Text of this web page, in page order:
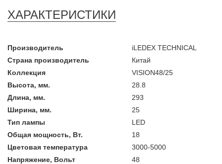
ХАРАКТЕРИСТИКИ
Производитель
iLEDEX TECHNICAL
Страна производитель
Китай
Коллекция
VISION48/25
Высота, мм.
28.8
Длина, мм.
293
Ширина, мм.
25
Тип лампы
LED
Общая мощность, Вт.
18
Цветовая температура
3000-5000
Напряжение, Вольт
48